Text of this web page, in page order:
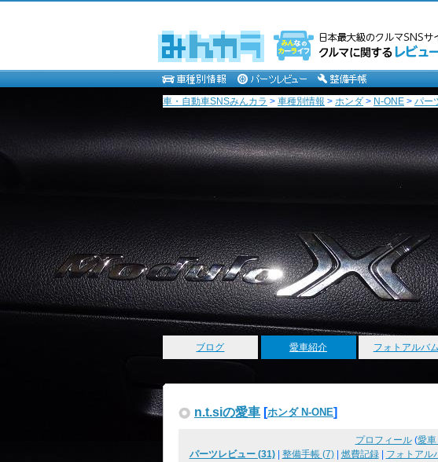
車・自動車SNSみんカラ > 車種別情報 > ホンダ > N-ONE > パー
ブログ 愛車紹介 フォトアルバム
n.t.siの愛車 [ホンダ N-ONE]
プロフィール(愛車
パーツレビュー (31)| 整備手帳 (7)| 燃費記録| フォトアル